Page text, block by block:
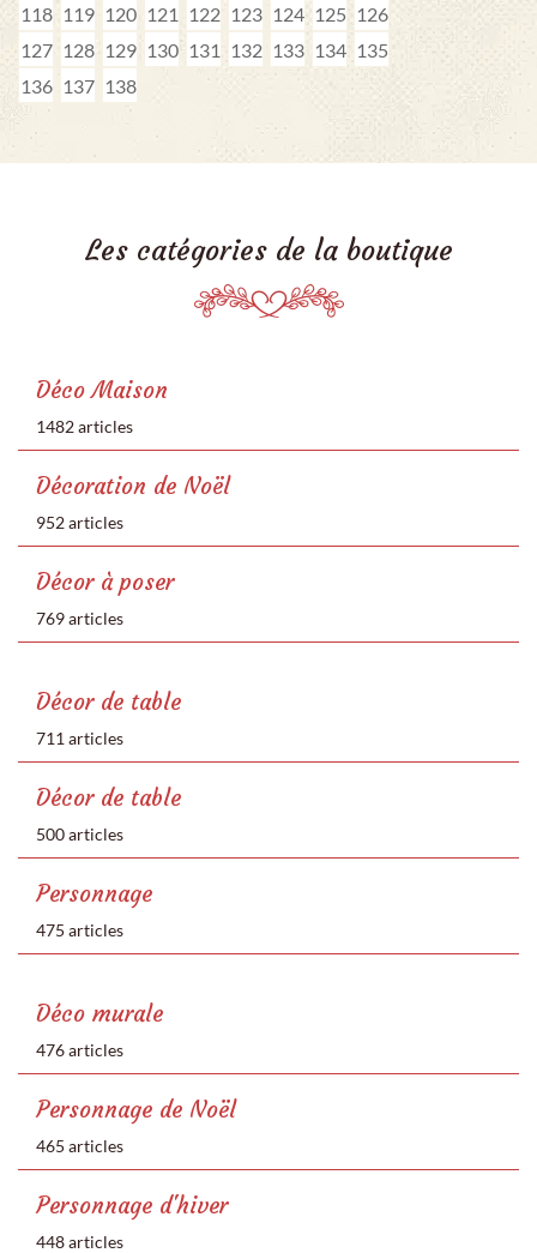
118 119 120 121 122 123 124 125 126
127 128 129 130 131 132 133 134 135
136 137 138
Les catégories de la boutique
Déco Maison
1482 articles
Décoration de Noël
952 articles
Décor à poser
769 articles
Décor de table
711 articles
Décor de table
500 articles
Personnage
475 articles
Déco murale
476 articles
Personnage de Noël
465 articles
Personnage d'hiver
448 articles